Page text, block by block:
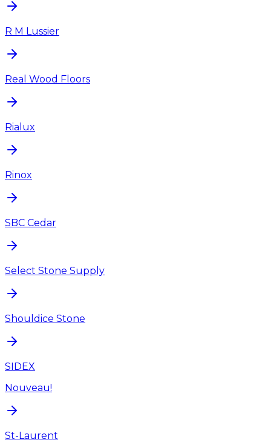
R M Lussier
Real Wood Floors
Rialux
Rinox
SBC Cedar
Select Stone Supply
Shouldice Stone
SIDEX
Nouveau!
St-Laurent